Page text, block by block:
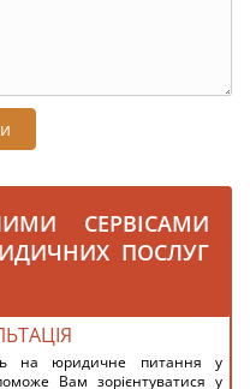
СЕРВІСАМИ
ПОСЛУГ
на юридичне питання у
Вам зорієнтуватися у